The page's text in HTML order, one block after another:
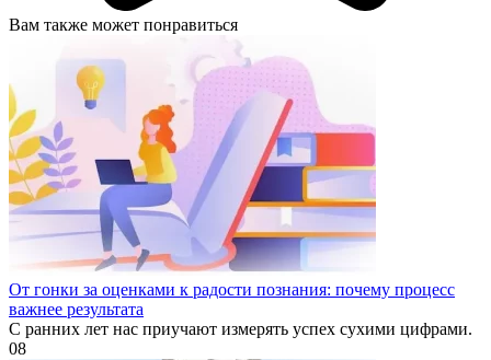
Вам также может понравиться
От гонки за оценками к радости познания: почему процесс
важнее результата
С ранних лет нас приучают измерять успех сухими цифрами.
08